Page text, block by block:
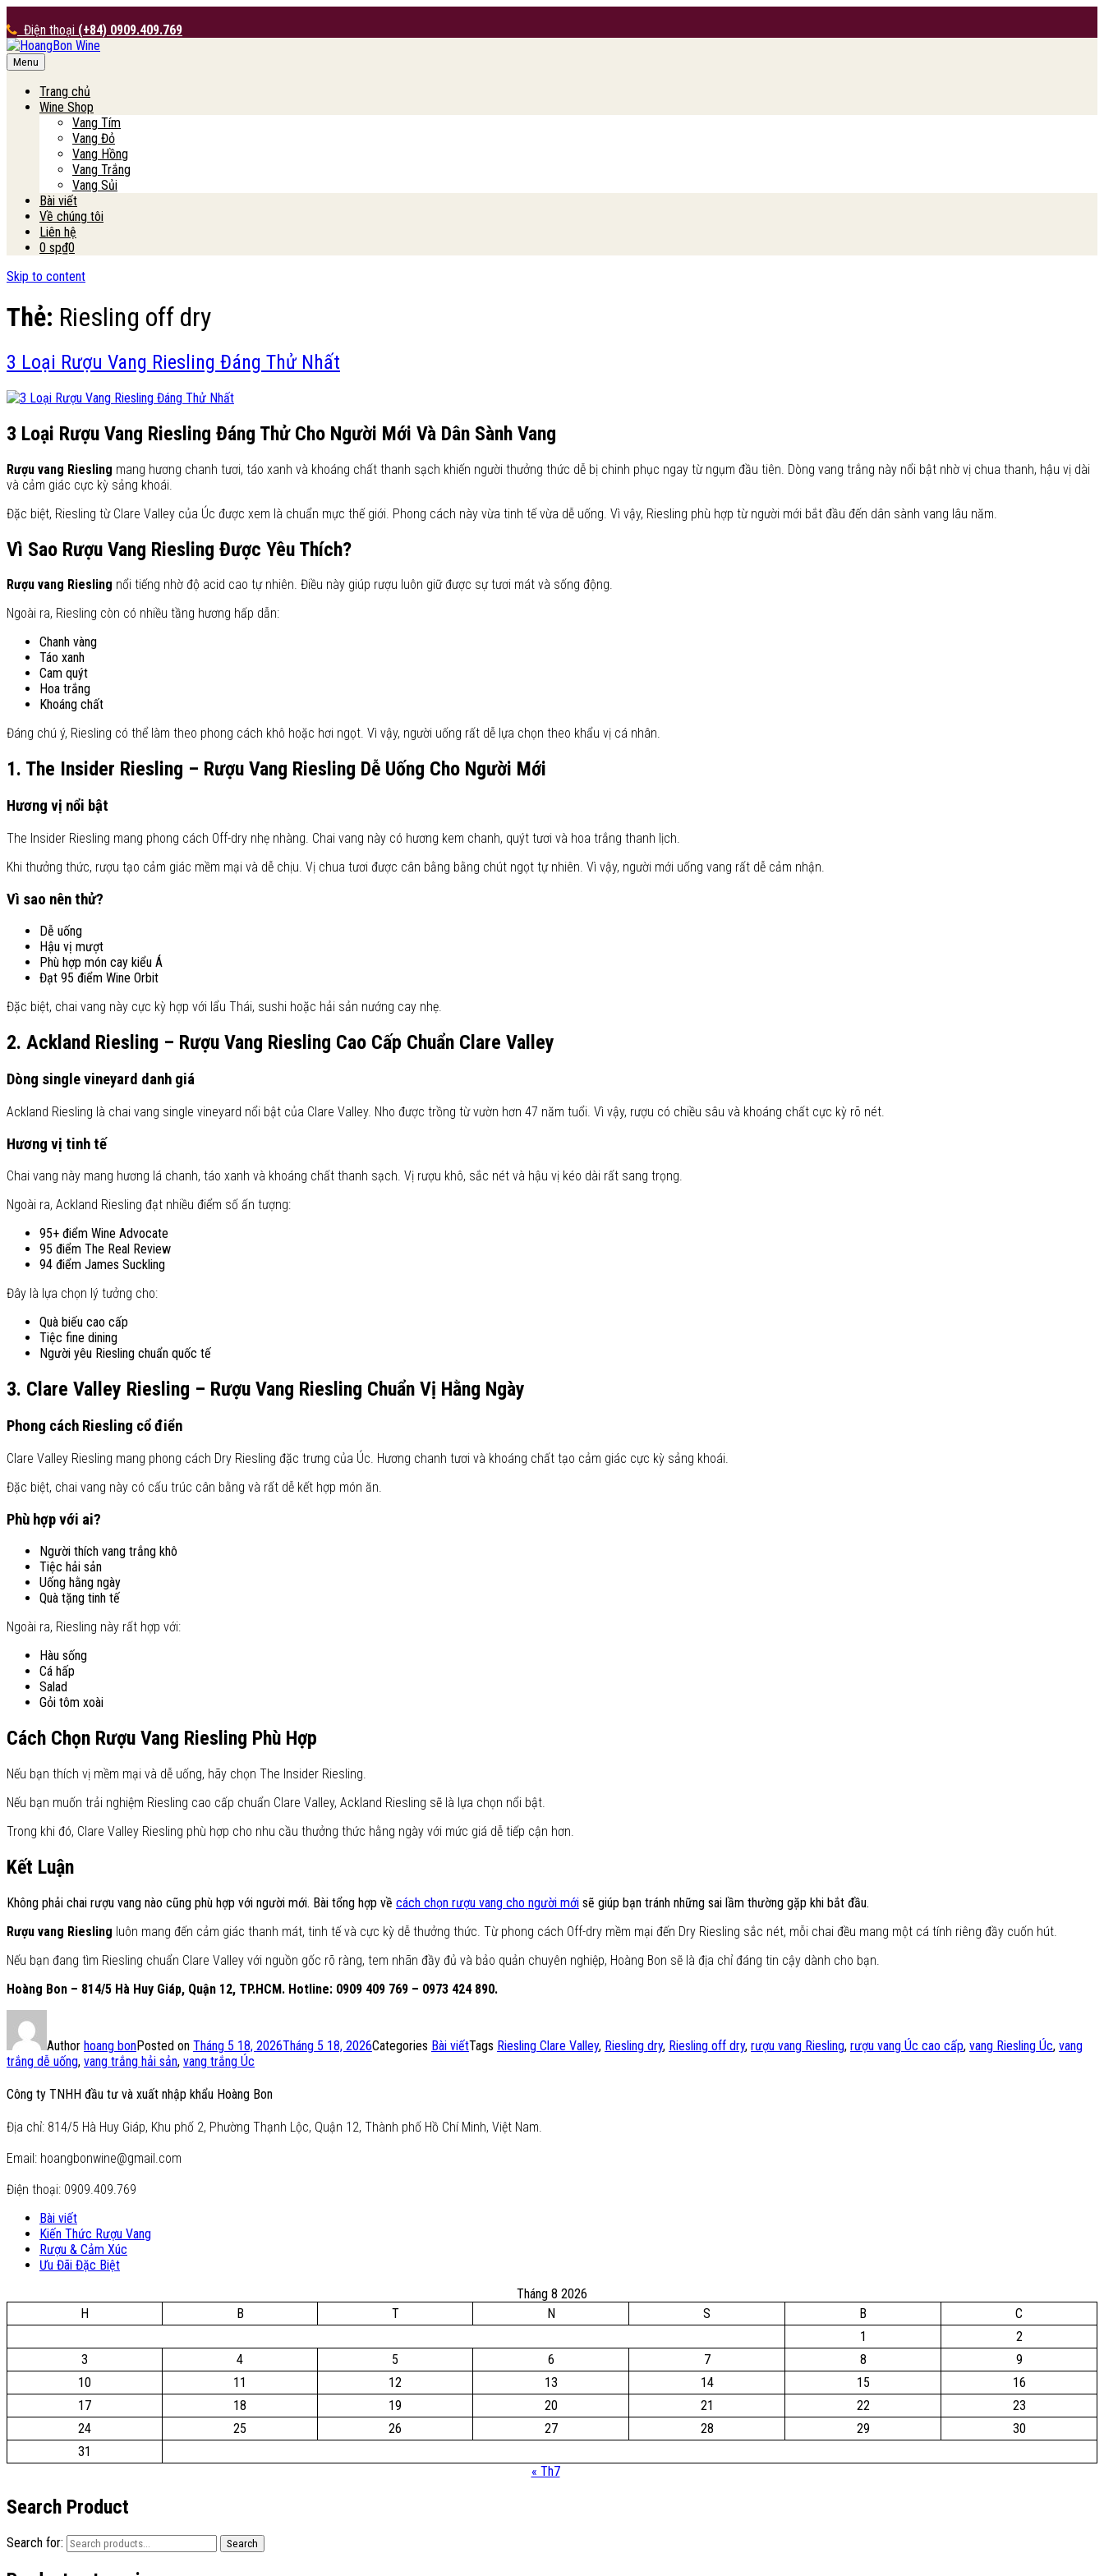
Điện thoại (+84) 0909.409.769
HoangBon Wine
Menu
Trang chủ
Wine Shop
Vang Tím
Vang Đỏ
Vang Hồng
Vang Trắng
Vang Sủi
Bài viết
Về chúng tôi
Liên hệ
0 sp₫0
Skip to content
Thẻ: Riesling off dry
3 Loại Rượu Vang Riesling Đáng Thử Nhất
3 Loại Rượu Vang Riesling Đáng Thử Cho Người Mới Và Dân Sành Vang
Rượu vang Riesling mang hương chanh tươi, táo xanh và khoáng chất thanh sạch khiến người thưởng thức dễ bị chinh phục ngay từ ngụm đầu tiên. Dòng vang trắng này nổi bật nhờ vị chua thanh, hậu vị dài
và cảm giác cực kỳ sảng khoái.
Đặc biệt, Riesling từ Clare Valley của Úc được xem là chuẩn mực thế giới. Phong cách này vừa tinh tế vừa dễ uống. Vì vậy, Riesling phù hợp từ người mới bắt đầu đến dân sành vang lâu năm.
Vì Sao Rượu Vang Riesling Được Yêu Thích?
Rượu vang Riesling nổi tiếng nhờ độ acid cao tự nhiên. Điều này giúp rượu luôn giữ được sự tươi mát và sống động.
Ngoài ra, Riesling còn có nhiều tầng hương hấp dẫn:
Chanh vàng
Táo xanh
Cam quýt
Hoa trắng
Khoáng chất
Đáng chú ý, Riesling có thể làm theo phong cách khô hoặc hơi ngọt. Vì vậy, người uống rất dễ lựa chọn theo khẩu vị cá nhân.
1. The Insider Riesling – Rượu Vang Riesling Dễ Uống Cho Người Mới
Hương vị nổi bật
The Insider Riesling mang phong cách Off-dry nhẹ nhàng. Chai vang này có hương kem chanh, quýt tươi và hoa trắng thanh lịch.
Khi thưởng thức, rượu tạo cảm giác mềm mại và dễ chịu. Vị chua tươi được cân bằng bằng chút ngọt tự nhiên. Vì vậy, người mới uống vang rất dễ cảm nhận.
Vì sao nên thử?
Dễ uống
Hậu vị mượt
Phù hợp món cay kiểu Á
Đạt 95 điểm Wine Orbit
Đặc biệt, chai vang này cực kỳ hợp với lẩu Thái, sushi hoặc hải sản nướng cay nhẹ.
2. Ackland Riesling – Rượu Vang Riesling Cao Cấp Chuẩn Clare Valley
Dòng single vineyard danh giá
Ackland Riesling là chai vang single vineyard nổi bật của Clare Valley. Nho được trồng từ vườn hơn 47 năm tuổi. Vì vậy, rượu có chiều sâu và khoáng chất cực kỳ rõ nét.
Hương vị tinh tế
Chai vang này mang hương lá chanh, táo xanh và khoáng chất thanh sạch. Vị rượu khô, sắc nét và hậu vị kéo dài rất sang trọng.
Ngoài ra, Ackland Riesling đạt nhiều điểm số ấn tượng:
95+ điểm Wine Advocate
95 điểm The Real Review
94 điểm James Suckling
Đây là lựa chọn lý tưởng cho:
Quà biếu cao cấp
Tiệc fine dining
Người yêu Riesling chuẩn quốc tế
3. Clare Valley Riesling – Rượu Vang Riesling Chuẩn Vị Hằng Ngày
Phong cách Riesling cổ điển
Clare Valley Riesling mang phong cách Dry Riesling đặc trưng của Úc. Hương chanh tươi và khoáng chất tạo cảm giác cực kỳ sảng khoái.
Đặc biệt, chai vang này có cấu trúc cân bằng và rất dễ kết hợp món ăn.
Phù hợp với ai?
Người thích vang trắng khô
Tiệc hải sản
Uống hằng ngày
Quà tặng tinh tế
Ngoài ra, Riesling này rất hợp với:
Hàu sống
Cá hấp
Salad
Gỏi tôm xoài
Cách Chọn Rượu Vang Riesling Phù Hợp
Nếu bạn thích vị mềm mại và dễ uống, hãy chọn The Insider Riesling.
Nếu bạn muốn trải nghiệm Riesling cao cấp chuẩn Clare Valley, Ackland Riesling sẽ là lựa chọn nổi bật.
Trong khi đó, Clare Valley Riesling phù hợp cho nhu cầu thưởng thức hằng ngày với mức giá dễ tiếp cận hơn.
Kết Luận
Không phải chai rượu vang nào cũng phù hợp với người mới. Bài tổng hợp về cách chọn rượu vang cho người mới sẽ giúp bạn tránh những sai lầm thường gặp khi bắt đầu.
Rượu vang Riesling luôn mang đến cảm giác thanh mát, tinh tế và cực kỳ dễ thưởng thức. Từ phong cách Off-dry mềm mại đến Dry Riesling sắc nét, mỗi chai đều mang một cá tính riêng đầy cuốn hút.
Nếu bạn đang tìm Riesling chuẩn Clare Valley với nguồn gốc rõ ràng, tem nhãn đầy đủ và bảo quản chuyên nghiệp, Hoàng Bon sẽ là địa chỉ đáng tin cậy dành cho bạn.
Hoàng Bon – 814/5 Hà Huy Giáp, Quận 12, TP.HCM. Hotline: 0909 409 769 – 0973 424 890.
Author hoang bonPosted on Tháng 5 18, 2026Tháng 5 18, 2026Categories Bài viếtTags Riesling Clare Valley, Riesling dry, Riesling off dry, rượu vang Riesling, rượu vang Úc cao cấp, vang Riesling Úc, vang
trắng dễ uống, vang trắng hải sản, vang trắng Úc
Công ty TNHH đầu tư và xuất nhập khẩu Hoàng Bon
Địa chỉ: 814/5 Hà Huy Giáp, Khu phố 2, Phường Thạnh Lộc, Quận 12, Thành phố Hồ Chí Minh, Việt Nam.
Email: hoangbonwine@gmail.com
Điện thoại: 0909.409.769
Bài viết
Kiến Thức Rượu Vang
Rượu & Cảm Xúc
Ưu Đãi Đặc Biệt
Tháng 8 2026
H
B T N S B
C
1
2
3
4 5 6 7 8
9
10
11 12 13 14 15
16
17
18 19 20 21 22
23
24
25 26 27 28 29
30
31
« Th7
Search Product
Search for: Search